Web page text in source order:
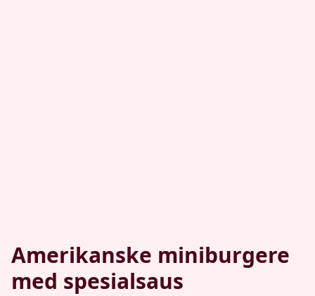
Amerikanske miniburgere
med spesialsaus